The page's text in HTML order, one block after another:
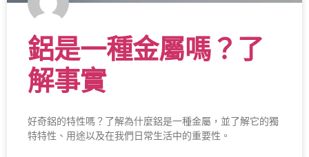
鋁是一種金屬嗎？了
解事實
好奇鋁的特性嗎？了解為什麼鋁是一種金屬，並了解它的獨
特特性、用途以及在我們日常生活中的重要性。